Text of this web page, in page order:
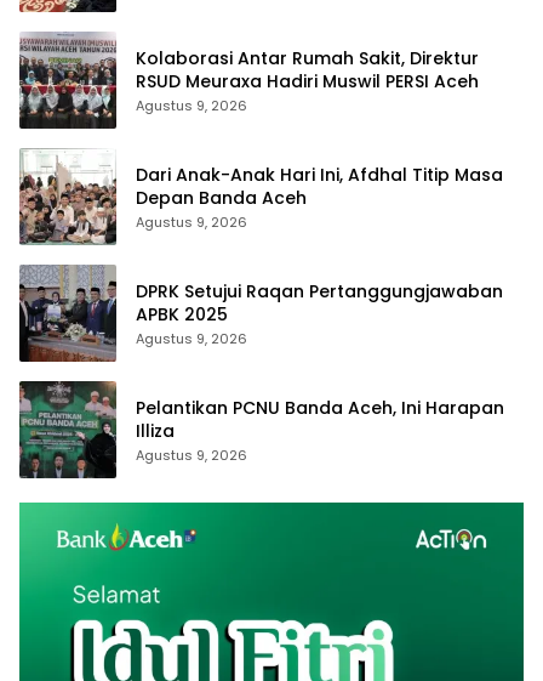
Kolaborasi Antar Rumah Sakit, Direktur
RSUD Meuraxa Hadiri Muswil PERSI Aceh
Agustus 9, 2026
Dari Anak-Anak Hari Ini, Afdhal Titip Masa
Depan Banda Aceh
Agustus 9, 2026
DPRK Setujui Raqan Pertanggungjawaban
APBK 2025
Agustus 9, 2026
Pelantikan PCNU Banda Aceh, Ini Harapan
Illiza
Agustus 9, 2026